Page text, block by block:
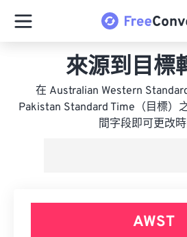
來源到目標
在 Australian Western
Pakistan Standard Time（目標）
間字段即可更改時
AWST